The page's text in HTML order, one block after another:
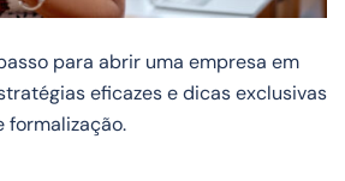
para abrir uma empresa em
eficazes e dicas exclusivas
formalização.